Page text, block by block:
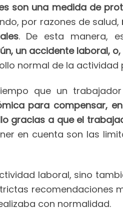
son una medida de
por razones de salud,
. De esta manera,
un accidente laboral,
normal de la actividad
que un
para compensar,
gracias a que el
en cuenta son las
laboral, sino
recomendaciones
con normalidad.